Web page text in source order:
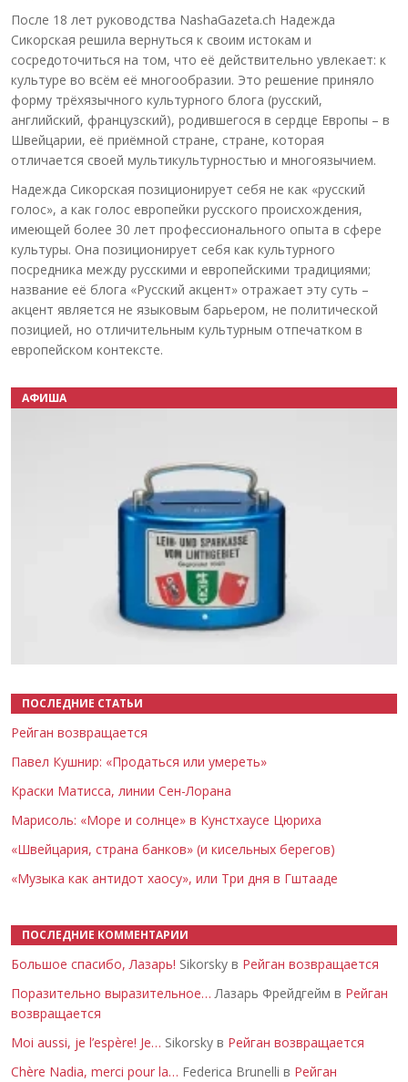
После 18 лет руководства NashaGazeta.ch Надежда
Сикорская решила вернуться к своим истокам и
сосредоточиться на том, что её действительно увлекает: к
культуре во всём её многообразии. Это решение приняло
форму трёхязычного культурного блога (русский,
английский, французский), родившегося в сердце Европы – в
Швейцарии, её приёмной стране, стране, которая
отличается своей мультикультурностью и многоязычием.
Надежда Сикорская позиционирует себя не как «русский
голос», а как голос европейки русского происхождения,
имеющей более 30 лет профессионального опыта в сфере
культуры. Она позиционирует себя как культурного
посредника между русскими и европейскими традициями;
название её блога «Русский акцент» отражает эту суть –
акцент является не языковым барьером, не политической
позицией, но отличительным культурным отпечатком в
европейском контексте.
АФИША
ПОСЛЕДНИЕ СТАТЬИ
Рейган возвращается
Павел Кушнир: «Продаться или умереть»
Краски Матисса, линии Сен-Лорана
Марисоль: «Море и солнце» в Кунстхаусе Цюриха
«Швейцария, страна банков» (и кисельных берегов)
«Музыка как антидот хаосу», или Три дня в Гштааде
ПОСЛЕДНИЕ КОММЕНТАРИИ
Большое спасибо, Лазарь! Sikorsky в Рейган возвращается
Поразительно выразительное… Лазарь Фрейдгейм в Рейган
возвращается
Moi aussi, je l’espère! Je… Sikorsky в Рейган возвращается
Chère Nadia, merci pour la… Federica Brunelli в Рейган